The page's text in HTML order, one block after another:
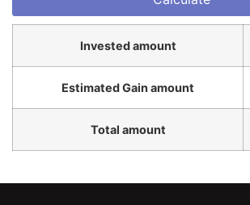
Invested amount
Estimated Gain amount
Total amount